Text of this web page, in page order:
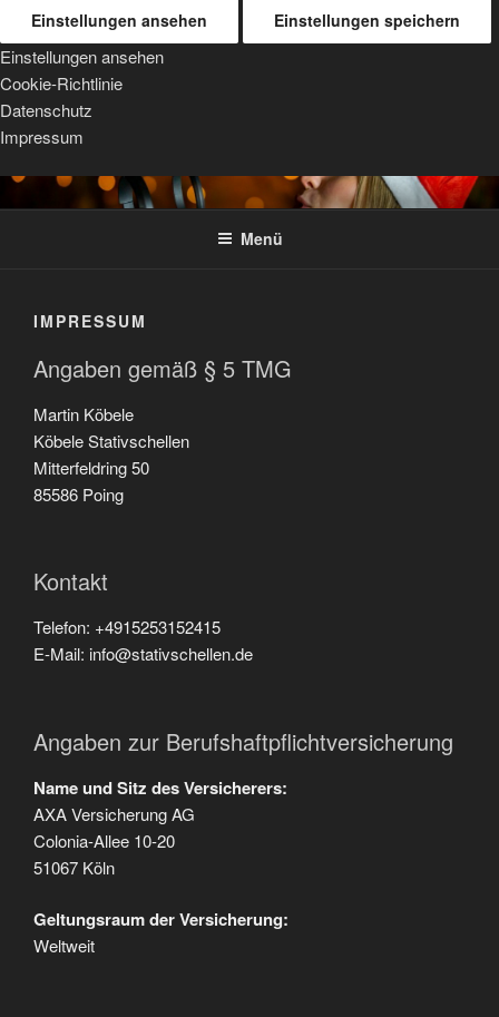
Einstellungen ansehen Einstellungen speichern
Einstellungen ansehen
Cookie-Richtlinie
Datenschutz
Impressum
Zum
InhaltTRIPOD MOUNTS
For Sigma, Sony, and Tamron lenses
Menü
IMPRESSUM
Angaben gemäß § 5 TMG
Martin Köbele
Köbele Stativschellen
Mitterfeldring 50
85586 Poing
Kontakt
Telefon: +4915253152415
E-Mail: info@stativschellen.de
Angaben zur Berufshaftpflichtversicherung
Name und Sitz des Versicherers:
AXA Versicherung AG
Colonia-Allee 10-20
51067 Köln
Geltungsraum der Versicherung:
Weltweit